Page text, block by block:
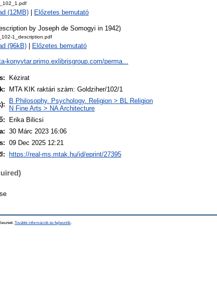
(12MB) Előzetes bemutató
by Joseph de Somogyi in 1942)
1_description.pdf
(96kB) Előzetes bemutató
konyvtar.primo.exlibrisgroup.com/perma...
Kézirat
MTA KIK raktári szám: Goldziher/102/1
B Philosophy. Psychology. Religion > BL Religion
N Fine Arts > NA Architecture
Erika Bilicsi
30 Márc 2023 16:06
09 Dec 2025 12:21
https://real-ms.mtak.hu/id/eprint/27395
További információk és fejlesztők